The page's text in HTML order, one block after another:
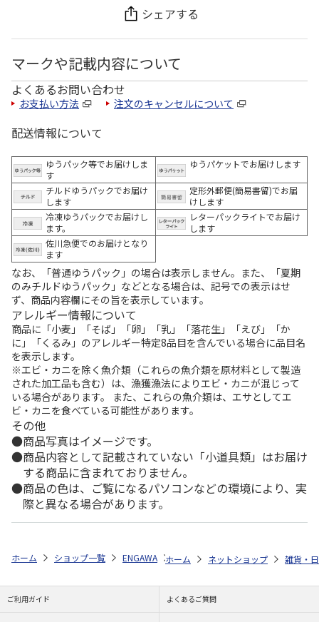
シェアする
マークや記載内容について
よくあるお問い合わせ
お支払い方法 注文のキャンセルについて
配送情報について
ゆうパック等でお届けしま
す
ゆうパケットでお届けします
チルドゆうパックでお届け
します
定形外郵便(簡易書留)でお届
けします
冷凍ゆうパックでお届けし
ます。
レターパックライトでお届け
します
佐川急便でのお届けとなり
ます
なお、「普通ゆうパック」の場合は表示しません。また、「夏期
のみチルドゆうパック」などとなる場合は、記号での表示はせ
ず、商品内容欄にその旨を表示しています。
アレルギー情報について
商品に「小麦」「そば」「卵」「乳」「落花生」「えび」「か
に」「くるみ」のアレルギー特定8品目を含んでいる場合に品目名
を表示します。
※エビ・カニを除く魚介類（これらの魚介類を原材料として製造
された加工品も含む）は、漁獲漁法によりエビ・カニが混じって
いる場合があります。 また、これらの魚介類は、エサとしてエ
ビ・カニを食べている可能性があります。
その他
商品写真はイメージです。
商品内容として記載されていない「小道具類」はお届け
する商品に含まれておりません。
商品の色は、ご覧になるパソコンなどの環境により、実
際と異なる場合があります。
ホーム ショップ一覧 ENGAWA 「銀河特急ミルキー☆サブウェイ」
ホーム ネットショップ 雑貨・
ご利用ガイド よくあるご質問